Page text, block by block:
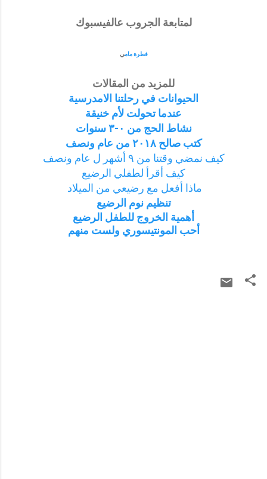
لمتابعة الجروب عالفيسبوك
فطرة مامي
للمزيد من المقالات
الحيوانات في رحلتنا الامدرسية
عندما تحولت لأم خنيقة
نشاط الحج من ٠-٣ سنوات
كتب صالح ٢٠١٨ من عام ونصف
كيف نمضي وقتنا من ٩ أشهر ل عام ونصف
كيف أقرأ لطفلي الرضيع
ماذا أفعل مع رضيعي من الميلاد
تنظيم نوم الرضيع
أهمية الخروج للطفل الرضيع
أحب المونتيسوري ولست منهم